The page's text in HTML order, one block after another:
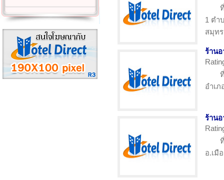
1 ตำ
สมุท
ร้านอ
อำเ
ร้านอ
อ.เมื